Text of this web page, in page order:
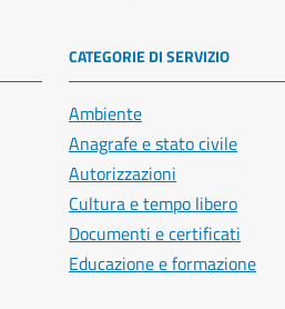
CATEGORIE DI SERVIZIO
Ambiente
Anagrafe e stato civile
Autorizzazioni
Cultura e tempo libero
Documenti e certificati
Educazione e formazione